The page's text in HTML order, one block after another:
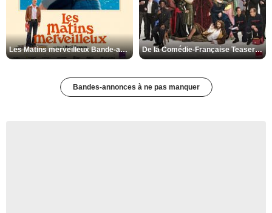
Les Matins merveilleux Bande-annonce VF De la Comédie-Française Teaser VF
Bandes-annonces à ne pas manquer